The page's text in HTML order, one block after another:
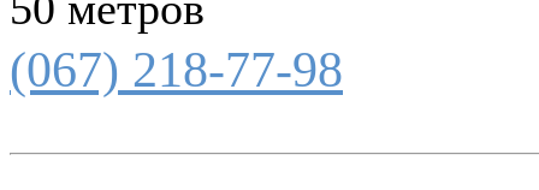
(067) 218-77-98